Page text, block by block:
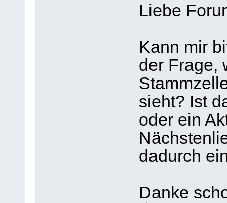
Liebe
Kann mir
der Frage,
sieht? Ist
oder ein
dadurch
Danke